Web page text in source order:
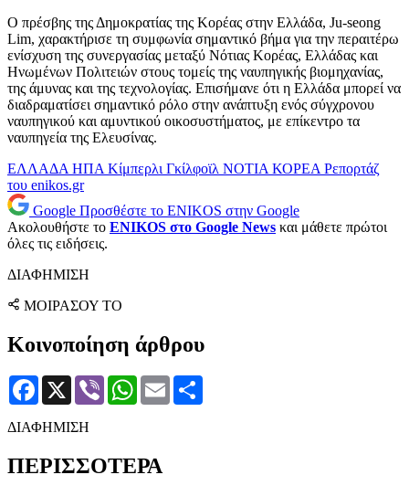
Ο πρέσβης της Δημοκρατίας της Κορέας στην Ελλάδα, Ju-seong
Lim, χαρακτήρισε τη συμφωνία σημαντικό βήμα για την περαιτέρω
ενίσχυση της συνεργασίας μεταξύ Νότιας Κορέας, Ελλάδας και
Ηνωμένων Πολιτειών στους τομείς της ναυπηγικής βιομηχανίας,
της άμυνας και της τεχνολογίας. Επισήμανε ότι η Ελλάδα μπορεί να
διαδραματίσει σημαντικό ρόλο στην ανάπτυξη ενός σύγχρονου
ναυπηγικού και αμυντικού οικοσυστήματος, με επίκεντρο τα
ναυπηγεία της Ελευσίνας.
ΕΛΛΑΔΑ ΗΠΑ Κίμπερλι Γκίλφοϊλ ΝΟΤΙΑ ΚΟΡΕΑ Ρεπορτάζ
του enikos.gr
Google Προσθέστε το ENIKOS στην Google
Ακολουθήστε το ENIKOS στο Google News και μάθετε πρώτοι
όλες τις ειδήσεις.
ΔΙΑΦΗΜΙΣΗ
ΜΟΙΡΑΣΟΥ ΤΟ
Κοινοποίηση άρθρου
Facebook
X Viber WhatsApp
Email
ΔΙΑΦΗΜΙΣΗ
ΠΕΡΙΣΣΟΤΕΡΑ